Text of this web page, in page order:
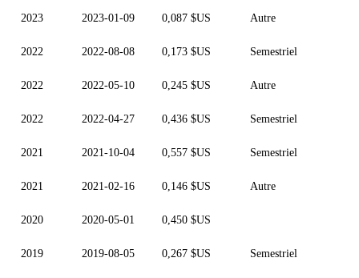
2023 2023-01-09 0,087 $US Autre
2022 2022-08-08 0,173 $US Semestriel
2022 2022-05-10 0,245 $US Autre
2022 2022-04-27 0,436 $US Semestriel
2021 2021-10-04 0,557 $US Semestriel
2021 2021-02-16 0,146 $US Autre
2020 2020-05-01 0,450 $US
2019 2019-08-05 0,267 $US Semestriel